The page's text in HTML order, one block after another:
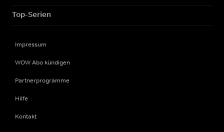
Top-Serien
Impressum
WOW Abo kündigen
Partnerprogramme
Hilfe
Kontakt